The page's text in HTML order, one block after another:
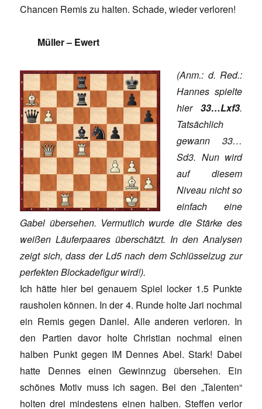
Chancen Remis zu halten. Schade, wieder verloren!
Müller – Ewert
(Anm.: d. Red.:
Hannes spielte
hier 33…Lxf3.
Tatsächlich
gewann 33…
Sd3. Nun wird
auf diesem
Niveau nicht so
einfach eine
Gabel übersehen. Vermutlich wurde die Stärke des
weißen Läuferpaares überschätzt. In den Analysen
zeigt sich, dass der Ld5 nach dem Schlüsselzug zur
perfekten Blockadefigur wird!).
Ich hätte hier bei genauem Spiel locker 1.5 Punkte
rausholen können. In der 4. Runde holte Jari nochmal
ein Remis gegen Daniel. Alle anderen verloren. In
den Partien davor holte Christian nochmal einen
halben Punkt gegen IM Dennes Abel. Stark! Dabei
hatte Dennes einen Gewinnzug übersehen. Ein
schönes Motiv muss ich sagen. Bei den „Talenten“
holten drei mindestens einen halben. Steffen verlor